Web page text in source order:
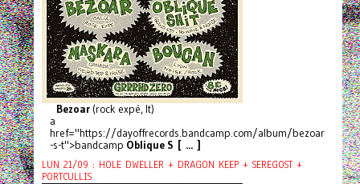
Bezoar(rock expé, It)
a
href="https://dayoffrecords.bandcamp.com/album/bezoar
-s-t">bandcamp Oblique S [ ... ]
LUN 21/09 : HOLE DWELLER + DRAGON KEEP + SEREGOST +
PORTCULLIS